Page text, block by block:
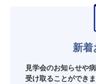
新着
見学会のお知らせや
受け取ることができま